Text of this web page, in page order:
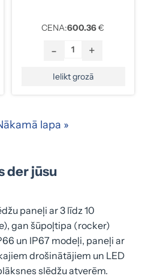
CENA:600.36€
- +
Ielikt grozā
lapa »
der jūsu
paneļi ar 3 līdz 10
gan šūpoļtipa (rocker)
un IP67 modeļi, paneļi ar
drošinātājiem un LED
slēdžu atverēm.